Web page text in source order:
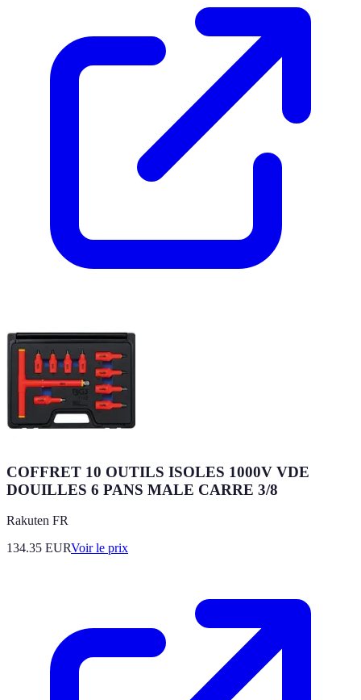
COFFRET 10 OUTILS ISOLES 1000V VDE
DOUILLES 6 PANS MALE CARRE 3/8
Rakuten FR
134.35 EURVoir le prix